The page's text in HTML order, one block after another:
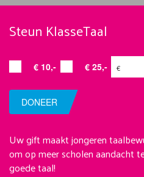
Steun KlasseTaal
€ 10,- € 25,-
DONEER
Uw gift maakt jongeren
om op meer scholen aandacht
goede taal!